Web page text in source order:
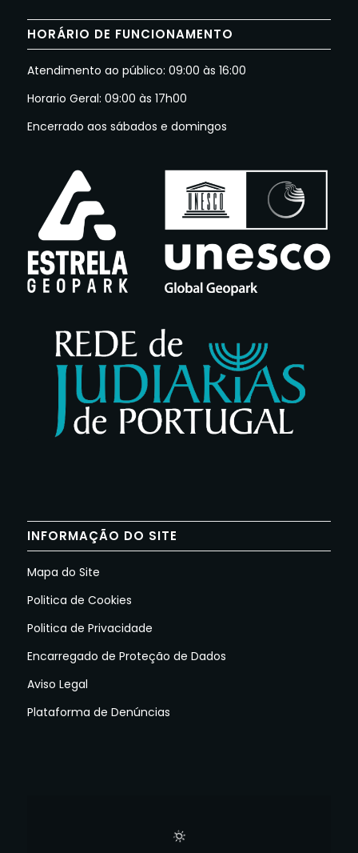
HORÁRIO DE FUNCIONAMENTO
Atendimento ao público: 09:00 às 16:00
Horario Geral: 09:00 às 17h00
Encerrado aos sábados e domingos
INFORMAÇÃO DO SITE
Mapa do Site
Politica de Cookies
Politica de Privacidade
Encarregado de Proteção de Dados
Aviso Legal
Plataforma de Denúncias